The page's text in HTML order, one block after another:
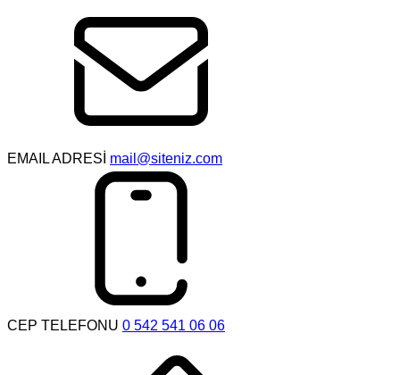
EMAIL ADRESİ mail@siteniz.com
CEP TELEFONU 0 542 541 06 06